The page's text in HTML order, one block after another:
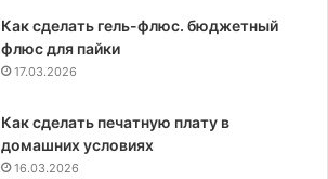
Как сделать гель-флюс. бюджетный
флюс для пайки
17.03.2026
Как сделать печатную плату в
домашних условиях
16.03.2026